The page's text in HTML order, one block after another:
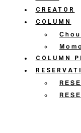
CREATOR
COLUMN
COLUMN